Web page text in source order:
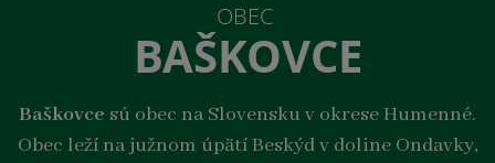
OBEC
BAŠKOVCE
Baškovce sú obec na Slovensku v okrese Humenné.
Obec leží na južnom úpätí Beskýd v doline Ondavky,